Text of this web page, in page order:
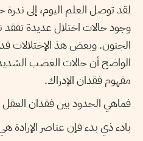
لقد توصل العلم اليوم، إلى ندرة
وجود حالات اختلال عديدة تفقد
الجنون. وبعض هذ الإختلالات
الواضح أن حالات الغضب الشديد
مفهوم فقدان الإدراك.
فماهي الحدود بين فقدان العقل
بادء ذي بدء فإن عناصر الإرادة